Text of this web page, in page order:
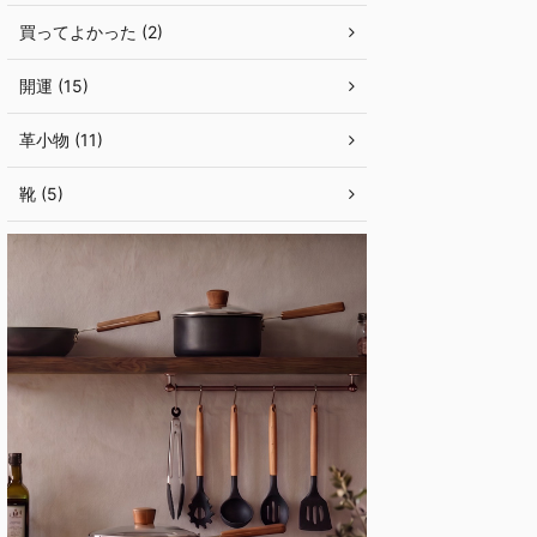
買ってよかった (2)
開運 (15)
革小物 (11)
靴 (5)